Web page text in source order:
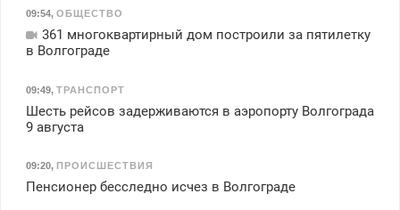
09:54, ОБЩЕСТВО
361 многоквартирный дом построили за пятилетку
в Волгограде
09:49, ТРАНСПОРТ
Шесть рейсов задерживаются в аэропорту Волгограда
9 августа
09:20, ПРОИСШЕСТВИЯ
Пенсионер бесследно исчез в Волгограде